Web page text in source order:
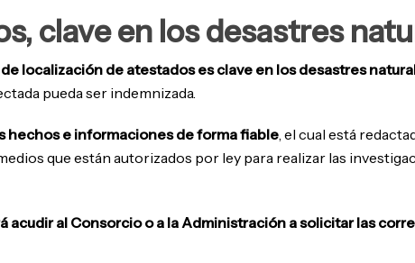
clave en los desastres
localización de atestados es clave en los desastres
pueda ser indemnizada.
hechos e informaciones de forma fiable, el cual está
que están autorizados por ley para realizar las
acudir al Consorcio o a la Administración a solicitar las